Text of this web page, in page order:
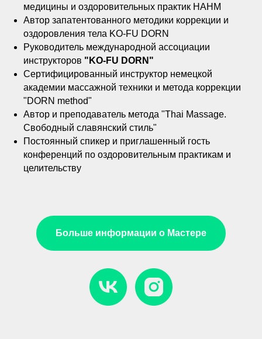
медицины и оздоровительных практик НАНМ
Автор запатентованного методики коррекции и
оздоровления тела KO-FU DORN
Руководитель международной ассоциации
инструкторов "KO-FU DORN"
Сертифицированный инструктор немецкой
академии массажной техники и метода коррекции
"DORN method"
Автор и преподаватель метода "Thai Massage.
Свободный славянский стиль"
Постоянный спикер и приглашенный гость
конференций по оздоровительным практикам и
целительству
Больше информации о Мастере